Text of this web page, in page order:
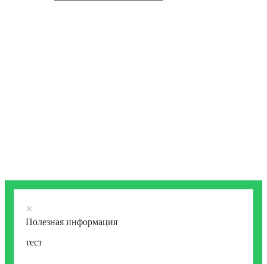
×
Полезная информация
тест